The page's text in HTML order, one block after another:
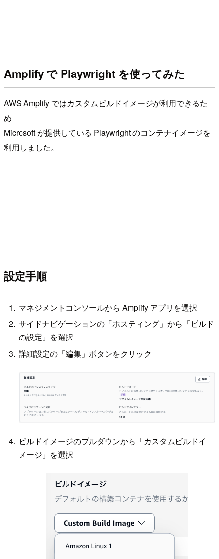
Amplify で Playwright を使ってみた
AWS Amplify ではカスタムビルドイメージが利用できるた
め
Microsoft が提供している Playwright のコンテナイメージを
利用しました。
設定手順
マネジメントコンソールから Amplify アプリを選択
サイドナビゲーションの「ホスティング」から「ビルド
の設定」を選択
詳細設定の「編集」ボタンをクリック
ビルドイメージのプルダウンから「カスタムビルドイ
メージ」を選択